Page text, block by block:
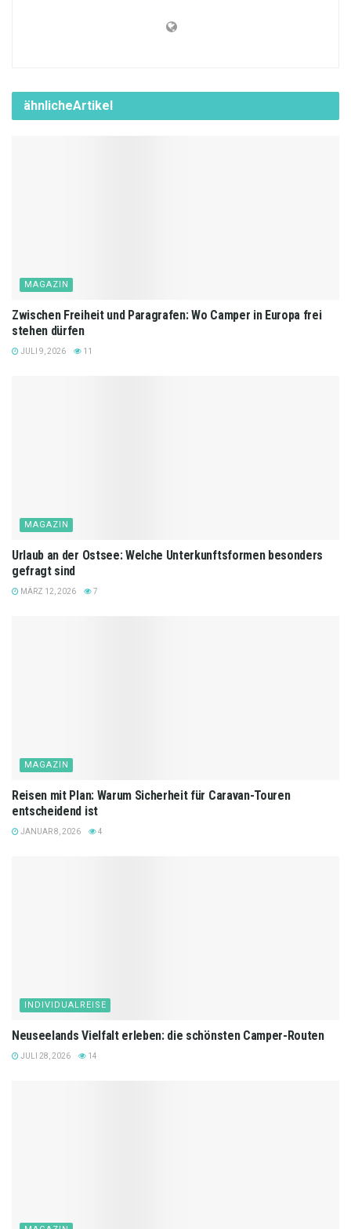
ähnlicheArtikel
MAGAZIN
Zwischen Freiheit und Paragrafen: Wo Camper in Europa frei
stehen dürfen
JULI 9, 2026 11
MAGAZIN
Urlaub an der Ostsee: Welche Unterkunftsformen besonders
gefragt sind
MÄRZ 12, 2026 7
MAGAZIN
Reisen mit Plan: Warum Sicherheit für Caravan-Touren
entscheidend ist
JANUAR 8, 2026 4
INDIVIDUALREISE
Neuseelands Vielfalt erleben: die schönsten Camper-Routen
JULI 28, 2026 14